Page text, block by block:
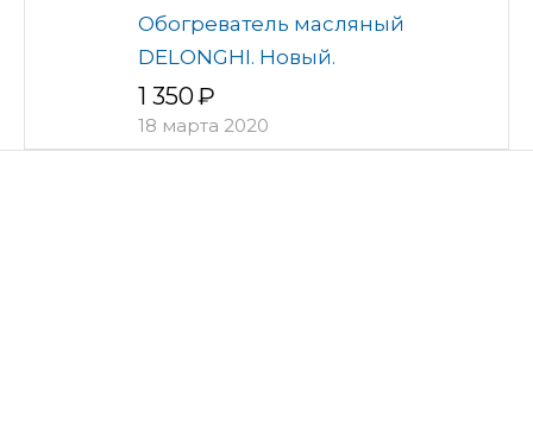
Обогреватель масляный
DELONGHI. Новый.
1 350
18 марта 2020